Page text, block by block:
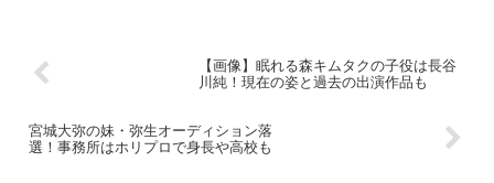
【画像】眠れる森キムタクの子役は長谷
川純！現在の姿と過去の出演作品も
宮城大弥の妹・弥生オーディション落
選！事務所はホリプロで身長や高校も